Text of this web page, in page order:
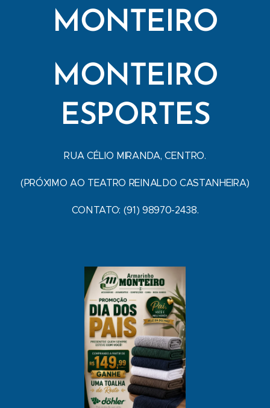
MONTEIRO
MONTEIRO
ESPORTES
RUA CÉLIO MIRANDA, CENTRO.
(PRÓXIMO AO TEATRO REINALDO CASTANHEIRA)
CONTATO: (91) 98970-2438.